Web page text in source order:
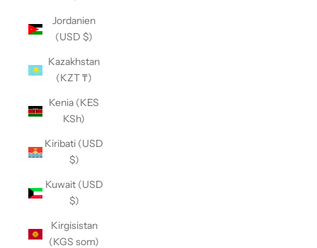
Jordanien
(USD $)
Kazakhstan
(KZT ₸)
Kenia (KES
KSh)
Kiribati (USD
$)
Kuwait (USD
$)
Kirgisistan
(KGS som)